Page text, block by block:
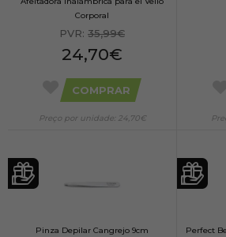
Corporal
PVR: 35,99€
24,70€
COMPRAR
Preço por unidade: 24,70€
Pinza Depilar Cangrejo 9cm
Perfect